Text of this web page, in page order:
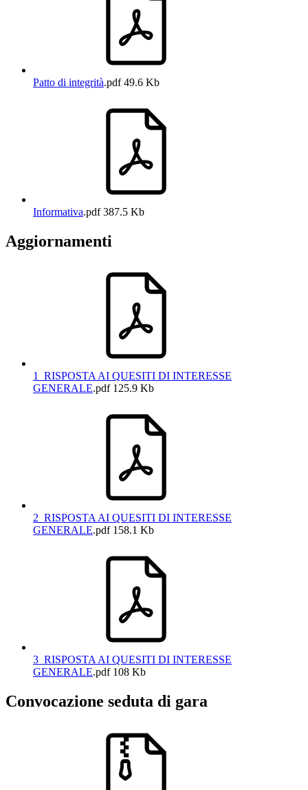
Patto di integrità.pdf49.6 Kb
Informativa.pdf387.5 Kb
Aggiornamenti
1_RISPOSTA AI QUESITI DI INTERESSE
GENERALE.pdf125.9 Kb
2_RISPOSTA AI QUESITI DI INTERESSE
GENERALE.pdf158.1 Kb
3_RISPOSTA AI QUESITI DI INTERESSE
GENERALE.pdf108 Kb
Convocazione seduta di gara